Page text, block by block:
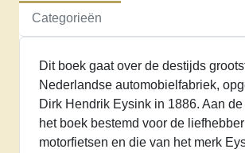
Categorieën
Dit boek gaat over de destijds
Nederlandse automobielfabriek,
Dirk Hendrik Eysink in 1886. Aan
het boek bestemd voor de
motorfietsen en die van het merk